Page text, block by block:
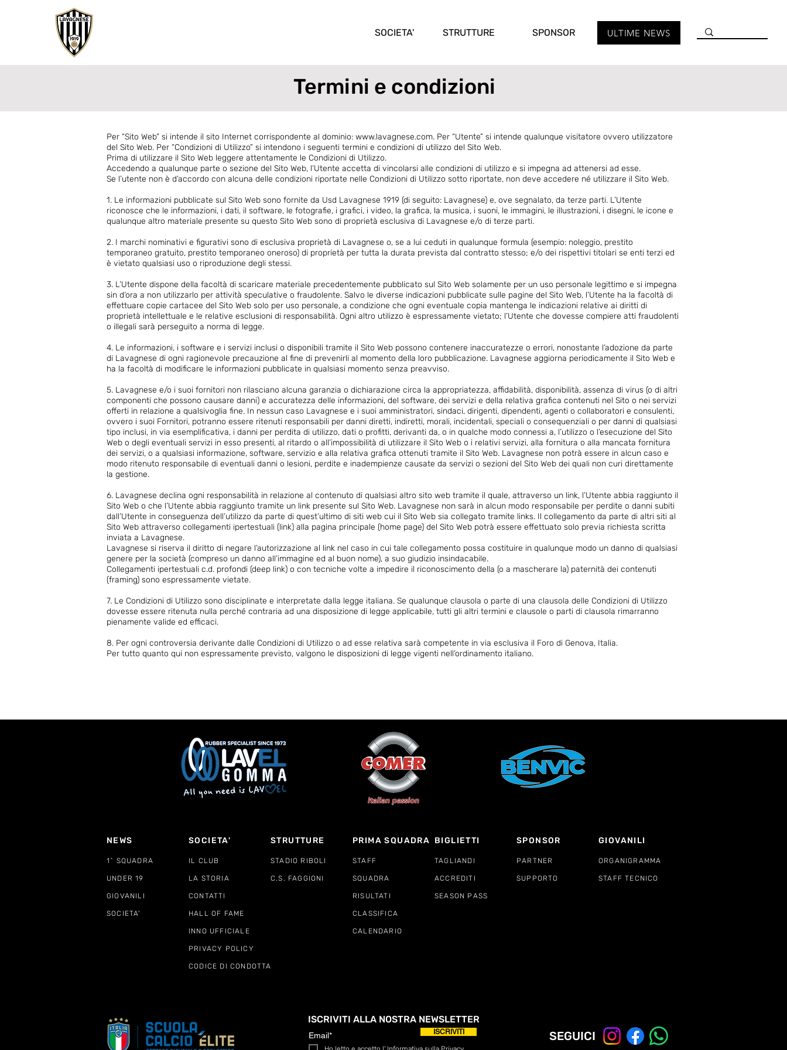
SOCIETA' STRUTTURE SPONSOR ULTIME NEWS
Termini e condizioni
Per “Sito Web” si intende il sito Internet corrispondente al dominio: www.lavagnese.com. Per “Utente” si intende qualunque visitatore ovvero utilizzatore
del Sito Web. Per “Condizioni di Utilizzo” si intendono i seguenti termini e condizioni di utilizzo del Sito Web.
Prima di utilizzare il Sito Web leggere attentamente le Condizioni di Utilizzo.
Accedendo a qualunque parte o sezione del Sito Web, l’Utente accetta di vincolarsi alle condizioni di utilizzo e si impegna ad attenersi ad esse.
Se l’utente non è d’accordo con alcuna delle condizioni riportate nelle Condizioni di Utilizzo sotto riportate, non deve accedere né utilizzare il Sito Web.
1. Le informazioni pubblicate sul Sito Web sono fornite da Usd Lavagnese 1919 (di seguito: Lavagnese) e, ove segnalato, da terze parti. L’Utente
riconosce che le informazioni, i dati, il software, le fotografie, i grafici, i video, la grafica, la musica, i suoni, le immagini, le illustrazioni, i disegni, le icone e
qualunque altro materiale presente su questo Sito Web sono di proprietà esclusiva di Lavagnese e/o di terze parti.
2. I marchi nominativi e figurativi sono di esclusiva proprietà di Lavagnese o, se a lui ceduti in qualunque formula (esempio: noleggio, prestito
temporaneo gratuito, prestito temporaneo oneroso) di proprietà per tutta la durata prevista dal contratto stesso; e/o dei rispettivi titolari se enti terzi ed
è vietato qualsiasi uso o riproduzione degli stessi.
3. L’Utente dispone della facoltà di scaricare materiale precedentemente pubblicato sul Sito Web solamente per un uso personale legittimo e si impegna
sin d’ora a non utilizzarlo per attività speculative o fraudolente. Salvo le diverse indicazioni pubblicate sulle pagine del Sito Web, l’Utente ha la facoltà di
effettuare copie cartacee del Sito Web solo per uso personale, a condizione che ogni eventuale copia mantenga le indicazioni relative ai diritti di
proprietà intellettuale e le relative esclusioni di responsabilità. Ogni altro utilizzo è espressamente vietato; l’Utente che dovesse compiere atti fraudolenti
o illegali sarà perseguito a norma di legge.
4. Le informazioni, i software e i servizi inclusi o disponibili tramite il Sito Web possono contenere inaccuratezze o errori, nonostante l’adozione da parte
di Lavagnese di ogni ragionevole precauzione al fine di prevenirli al momento della loro pubblicazione. Lavagnese aggiorna periodicamente il Sito Web e
ha la facoltà di modificare le informazioni pubblicate in qualsiasi momento senza preavviso.
5. Lavagnese e/o i suoi fornitori non rilasciano alcuna garanzia o dichiarazione circa la appropriatezza, affidabilità, disponibilità, assenza di virus (o di altri
componenti che possono causare danni) e accuratezza delle informazioni, del software, dei servizi e della relativa grafica contenuti nel Sito o nei servizi
offerti in relazione a qualsivoglia fine. In nessun caso Lavagnese e i suoi amministratori, sindaci, dirigenti, dipendenti, agenti o collaboratori e consulenti,
ovvero i suoi Fornitori, potranno essere ritenuti responsabili per danni diretti, indiretti, morali, incidentali, speciali o consequenziali o per danni di qualsiasi
tipo inclusi, in via esemplificativa, i danni per perdita di utilizzo, dati o profitti, derivanti da, o in qualche modo connessi a, l’utilizzo o l’esecuzione del Sito
Web o degli eventuali servizi in esso presenti, al ritardo o all’impossibilità di utilizzare il Sito Web o i relativi servizi, alla fornitura o alla mancata fornitura
dei servizi, o a qualsiasi informazione, software, servizio e alla relativa grafica ottenuti tramite il Sito Web. Lavagnese non potrà essere in alcun caso e
modo ritenuto responsabile di eventuali danni o lesioni, perdite e inadempienze causate da servizi o sezioni del Sito Web dei quali non curi direttamente
la gestione.
6. Lavagnese declina ogni responsabilità in relazione al contenuto di qualsiasi altro sito web tramite il quale, attraverso un link, l’Utente abbia raggiunto il
Sito Web o che l’Utente abbia raggiunto tramite un link presente sul Sito Web. Lavagnese non sarà in alcun modo responsabile per perdite o danni subiti
dall’Utente in conseguenza dell’utilizzo da parte di quest’ultimo di siti web cui il Sito Web sia collegato tramite links. Il collegamento da parte di altri siti al
Sito Web attraverso collegamenti ipertestuali (link) alla pagina principale (home page) del Sito Web potrà essere effettuato solo previa richiesta scritta
inviata a Lavagnese.
Lavagnese si riserva il diritto di negare l’autorizzazione al link nel caso in cui tale collegamento possa costituire in qualunque modo un danno di qualsiasi
genere per la società (compreso un danno all’immagine ed al buon nome), a suo giudizio insindacabile.
Collegamenti ipertestuali c.d. profondi (deep link) o con tecniche volte a impedire il riconoscimento della (o a mascherare la) paternità dei contenuti
(framing) sono espressamente vietate.
7. Le Condizioni di Utilizzo sono disciplinate e interpretate dalla legge italiana. Se qualunque clausola o parte di una clausola delle Condizioni di Utilizzo
dovesse essere ritenuta nulla perché contraria ad una disposizione di legge applicabile, tutti gli altri termini e clausole o parti di clausola rimarranno
pienamente valide ed efficaci.
8. Per ogni controversia derivante dalle Condizioni di Utilizzo o ad esse relativa sarà competente in via esclusiva il Foro di Genova, Italia.
Per tutto quanto qui non espressamente previsto, valgono le disposizioni di legge vigenti nell’ordinamento italiano.
NEWS SOCIETA' STRUTTURE PRIMA SQUADRA BIGLIETTI SPONSOR
1^ SQUADRA IL CLUB STADIO RIBOLI STAFF TAGLIANDI PARTNER
UNDER 19 LA STORIA C.S. FAGGIONI SQUADRA ACCREDITI SUPPORTO
GIOVANILI CONTATTI
SOCIETA' HALL OF FAME
INNO UFFICIALE
RISULTATI SEASON PASS
CLASSIFICA
CALENDARIO
GIOVANILI
ORGANIGRAMMA
STAFF TECNICO
PRIVACY POLICY
CODICE DI CONDOTTA
ISCRIVITI ALLA NOSTRA NEWSLETTER
ISCRIVITI SEGUICI